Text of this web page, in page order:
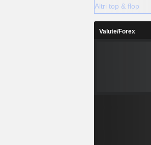
Altri top & flop
Valute/Forex